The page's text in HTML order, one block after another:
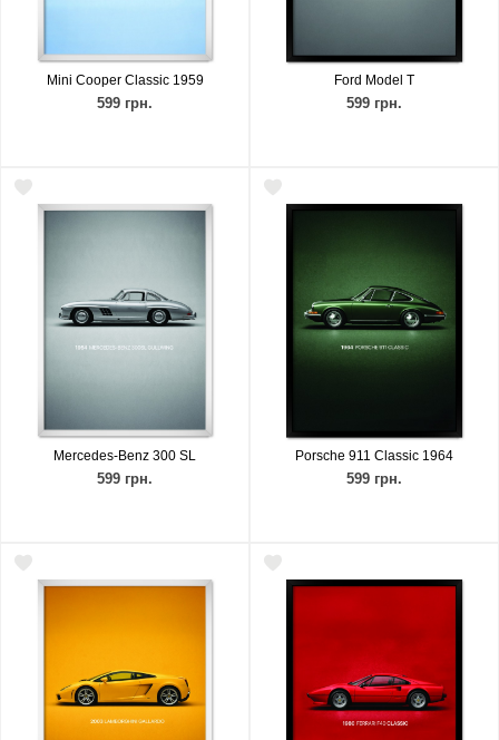
Mini Cooper Classic 1959
599 грн.
Ford Model T
599 грн.
Mercedes-Benz 300 SL
599 грн.
Porsche 911 Classic 1964
599 грн.